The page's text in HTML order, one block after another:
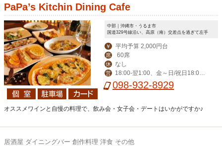
PaPa’s Kitchin Dining Cafe
中部｜沖縄市・うるま市
国道329号線沿い、高原（南）交差点を過ぎて左手
￥ 平均予算 2,000円台
席 60席
休 なし
営
18:00‐翌1:00、金～日/祝日18:00-
翌2:00
098-932-8929
オススメワインと自慢の料理で、飲み会・女子会・デートはいかがですか♪
居酒屋 ダイニングバー 創作料理 洋食 その他